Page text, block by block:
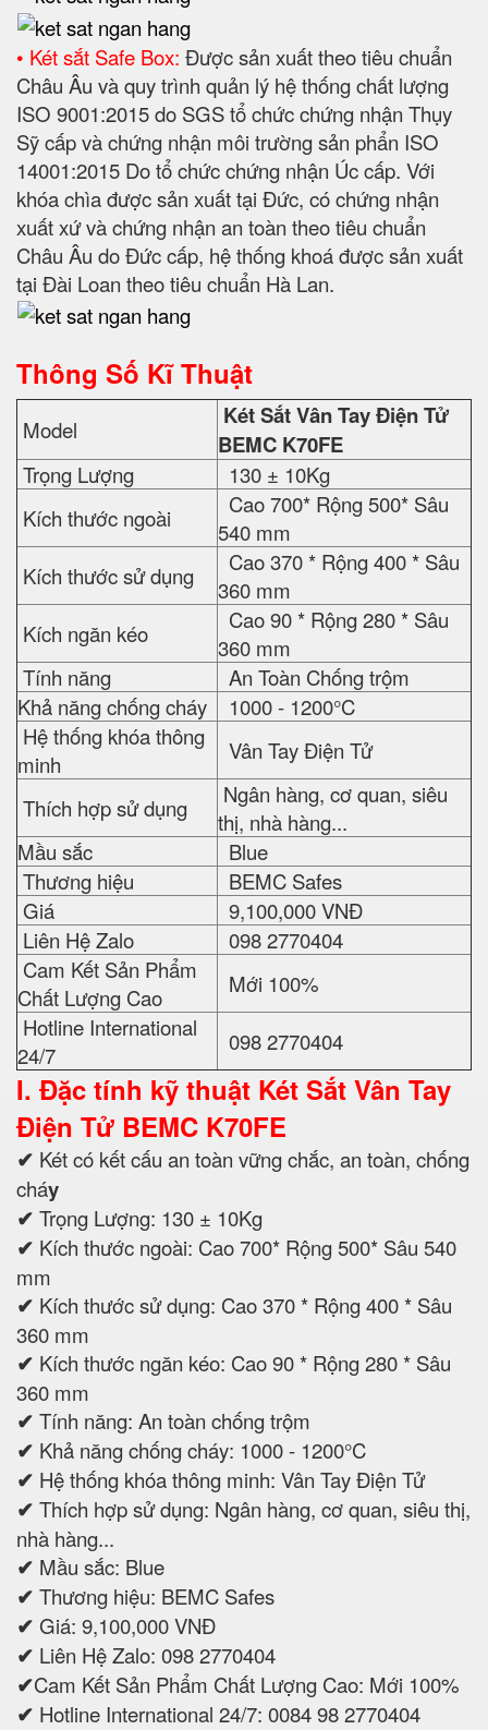
• Két sắt Safe Box: Được sản xuất theo tiêu chuẩn
Châu Âu và quy trình quản lý hệ thống chất lượng
ISO 9001:2015 do SGS tổ chức chứng nhận Thụy
Sỹ cấp và chứng nhận môi trường sản phẩn ISO
14001:2015 Do tổ chức chứng nhận Úc cấp. Với
khóa chìa được sản xuất tại Đức, có chứng nhận
xuất xứ và chứng nhận an toàn theo tiêu chuẩn
Châu Âu do Đức cấp, hệ thống khoá được sản xuất
tại Đài Loan theo tiêu chuẩn Hà Lan.
Thông Số Kĩ Thuật
Model
Két Sắt Vân Tay Điện Tử
BEMC K70FE
Trọng Lượng
130 ± 10Kg
Kích thước ngoài
Cao 700* Rộng 500* Sâu
540 mm
Kích thước sử dụng
Cao 370 * Rộng 400 * Sâu
360 mm
Kích ngăn kéo
Cao 90 * Rộng 280 * Sâu
360 mm
Tính năng
An Toàn Chống trộm
Khả năng chống cháy
1000 - 1200°C
Hệ thống khóa thông
minh
Vân Tay Điện Tử
Thích hợp sử dụng
Ngân hàng, cơ quan, siêu
thị, nhà hàng...
Mầu sắc
Blue
Thương hiệu
BEMC Safes
Giá
9,100,000 VNĐ
Liên Hệ Zalo
098 2770404
Cam Kết Sản Phẩm
Chất Lượng Cao
Mới 100%
Hotline International
24/7
098 2770404
I. Đặc tính kỹ thuật Két Sắt Vân Tay
Điện Tử BEMC K70FE
✔ Két có kết cấu an toàn vững chắc, an toàn, chống
cháy
✔ Trọng Lượng: 130 ± 10Kg
✔ Kích thước ngoài: Cao 700* Rộng 500* Sâu 540
mm
✔ Kích thước sử dụng: Cao 370 * Rộng 400 * Sâu
360 mm
✔ Kích thước ngăn kéo: Cao 90 * Rộng 280 * Sâu
360 mm
✔ Tính năng: An toàn chống trộm
✔ Khả năng chống cháy: 1000 - 1200°C
✔ Hệ thống khóa thông minh: Vân Tay Điện Tử
✔ Thích hợp sử dụng: Ngân hàng, cơ quan, siêu thị,
nhà hàng...
✔ Mầu sắc: Blue
✔ Thương hiệu: BEMC Safes
✔ Giá: 9,100,000 VNĐ
✔ Liên Hệ Zalo: 098 2770404
✔Cam Kết Sản Phẩm Chất Lượng Cao: Mới 100%
✔ Hotline International 24/7: 0084 98 2770404